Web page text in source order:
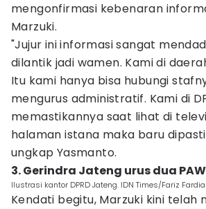
mengonfirmasi kebenaran
Marzuki.
"Jujur ini informasi sangat
dilantik jadi wamen. Kami di
Itu kami hanya bisa hubungi
mengurus administratif. Kami di
memastikannya saat lihat di
halaman istana maka baru
ungkap Yasmanto.
3. Gerindra Jateng urus dua PAW
Ilustrasi kantor DPRD Jateng. IDN Times/Fariz
Kendati begitu, Marzuki kini telah